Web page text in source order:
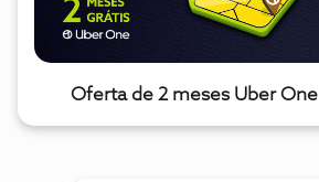
Oferta de 2 meses Uber One